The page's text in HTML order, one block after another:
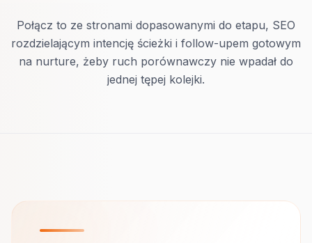
Połącz to ze stronami dopasowanymi do etapu, SEO
rozdzielającym intencję ścieżki i follow-upem gotowym
na nurture, żeby ruch porównawczy nie wpadał do
jednej tępej kolejki.